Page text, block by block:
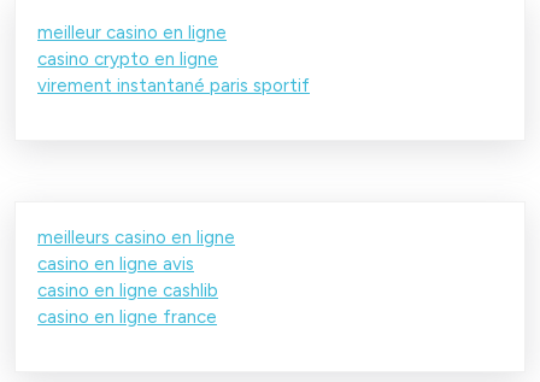
meilleur casino en ligne
casino crypto en ligne
virement instantané paris sportif
meilleurs casino en ligne
casino en ligne avis
casino en ligne cashlib
casino en ligne france